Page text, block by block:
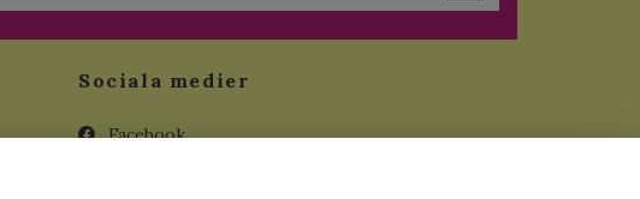
Sociala medier
Facebook